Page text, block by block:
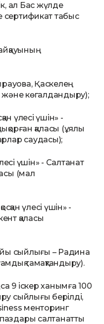
ал Бас жүлде
сертификат табыс
Қаскелең
көгалдандыру);
үлесі үшін» -
қаласы (ұялы
саудасы);
үшін» - Салтанат
(мал
үлесі үшін» -
қаласы
сыйлығы – Радина
тамақтандыру).
9 іскер ханымға 100
сыйлығы берілді,
менторинг
салтанатты